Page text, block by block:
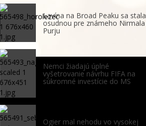
Lavína na Broad Peaku sa stala
osudnou pre známeho Nirmala
Purju
Nemci žiadajú úplné
vyšetrovanie návrhu FIFA na
súkromné investície do MS
Ogier mal nehodu vo vysokej